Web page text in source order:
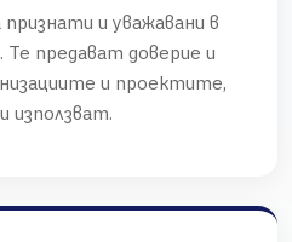
и уважавани в
Те предават доверие и
и проектите,
използват.